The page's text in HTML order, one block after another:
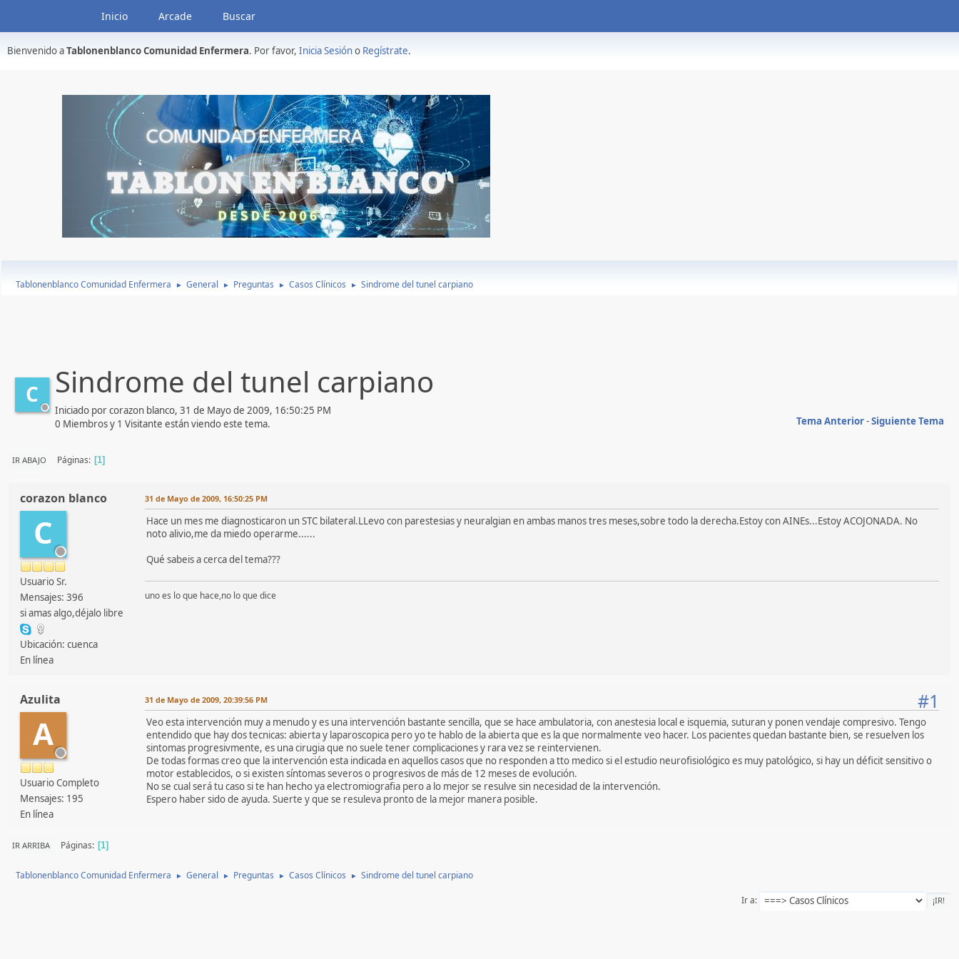
Inicio Arcade Buscar
Bienvenido aTablonenblanco Comunidad Enfermera. Por favor, Inicia Sesióno Regístrate.
Tablonenblanco Comunidad Enfermera ► General ► Preguntas ► Casos Clínicos ► Sindrome del tunel carpiano
C Sindrome del tunel carpiano
Iniciado por corazon blanco, 31 de Mayo de 2009, 16:50:25 PM
Tema Anterior-Siguiente Tema
0 Miembros y 1 Visitante están viendo este tema.
IR ABAJO Páginas 1
corazon blanco
C
Usuario Sr.
Mensajes: 396
si amas algo,déjalo libre
Ubicación: cuenca
En línea
31 de Mayo de 2009, 16:50:25 PM
Hace un mes me diagnosticaron un STC bilateral.LLevo con parestesias y neuralgian en ambas manos tres meses,sobre todo la derecha.Estoy con AINEs...Estoy ACOJONADA. No
noto alivio,me da miedo operarme......
Qué sabeis a cerca del tema???
uno es lo que hace,no lo que dice
Azulita
A
Usuario Completo
Mensajes: 195
En línea
#1
31 de Mayo de 2009, 20:39:56 PM
Veo esta intervención muy a menudo y es una intervención bastante sencilla, que se hace ambulatoria, con anestesia local e isquemia, suturan y ponen vendaje compresivo. Tengo
entendido que hay dos tecnicas: abierta y laparoscopica pero yo te hablo de la abierta que es la que normalmente veo hacer. Los pacientes quedan bastante bien, se resuelven los
sintomas progresivmente, es una cirugia que no suele tener complicaciones y rara vez se reintervienen.
De todas formas creo que la intervención esta indicada en aquellos casos que no responden a tto medico si el estudio neurofisiológico es muy patológico, si hay un déficit sensitivo o
motor establecidos, o si existen síntomas severos o progresivos de más de 12 meses de evolución.
No se cual será tu caso si te han hecho ya electromiografia pero a lo mejor se resulve sin necesidad de la intervención.
Espero haber sido de ayuda. Suerte y que se resuleva pronto de la mejor manera posible.
IR ARRIBA Páginas 1
Tablonenblanco Comunidad Enfermera ► General ► Preguntas ► Casos Clínicos ► Sindrome del tunel carpiano
Ir a